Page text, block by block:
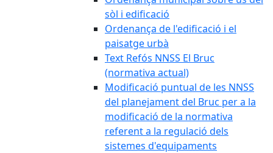
sòl i edificació
Ordenança de l'edificació i el
paisatge urbà
Text Refós NNSS El Bruc
(normativa actual)
Modificació puntual de les NNSS
del planejament del Bruc per a la
modificació de la normativa
referent a la regulació dels
sistemes d'equipaments